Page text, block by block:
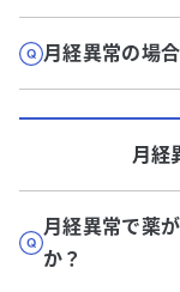
月経異常の場
月経
月経異常で薬
か？